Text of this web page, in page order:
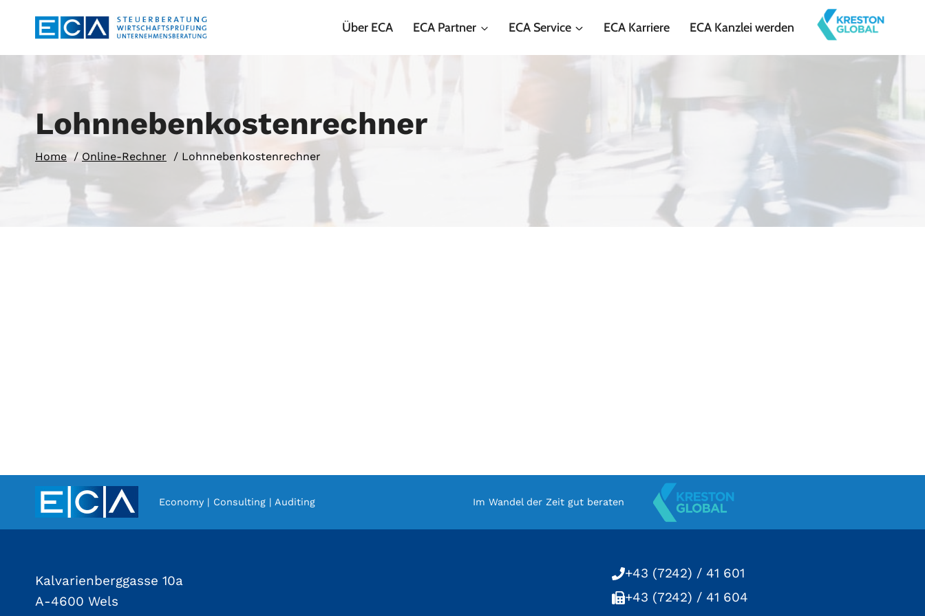
Über ECA ECA Partner ECA Service ECA Karriere ECA Kanzlei werden
Lohnnebenkostenrechner
Home Online-Rechner Lohnnebenkostenrechner
Economy | Consulting | Auditing Im Wandel der Zeit gut beraten
Kalvarienberggasse 10a
A-4600 Wels
+43 (7242) / 41 601
+43 (7242) / 41 604